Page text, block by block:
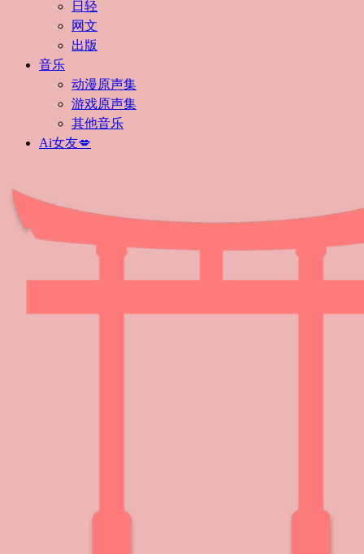
日轻
网文
出版
音乐
动漫原声集
游戏原声集
其他音乐
Ai女友💋